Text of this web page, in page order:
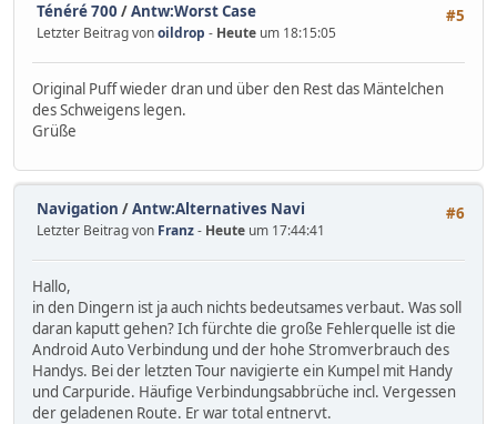
#5
Ténéré 700 /Antw:Worst Case
Letzter Beitrag vonoildrop - Heute um 18:15:05
Original Puff wieder dran und über den Rest das Mäntelchen
des Schweigens legen.
Grüße
#6
Navigation /Antw:Alternatives Navi
Letzter Beitrag von Franz- Heute um 17:44:41
Hallo,
in den Dingern ist ja auch nichts bedeutsames verbaut. Was soll
daran kaputt gehen? Ich fürchte die große Fehlerquelle ist die
Android Auto Verbindung und der hohe Stromverbrauch des
Handys. Bei der letzten Tour navigierte ein Kumpel mit Handy
und Carpuride. Häufige Verbindungsabbrüche incl. Vergessen
der geladenen Route. Er war total entnervt.